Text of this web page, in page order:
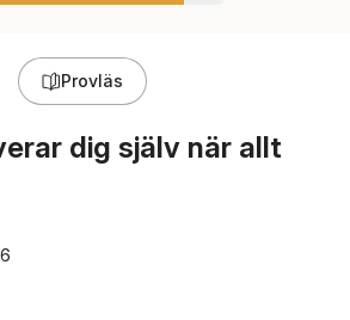
Provläs
dig själv när allt
antal röster: